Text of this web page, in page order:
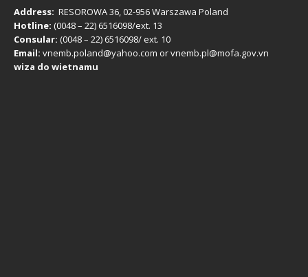
Address: RESOROWA 36, 02-956 Warszawa Poland
Hotline: (0048 – 22) ​6516098/ext. 13
Consular: (0048 – 22) 6516098/ ext. 10
Email: vnemb.poland@yahoo.com or vnemb.pl@mofa.gov.vn
wiza do wietnamu